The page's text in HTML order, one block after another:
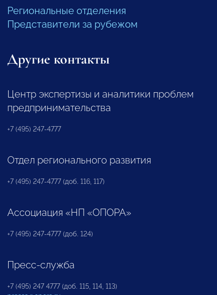
Региональные отделения
Представители за рубежом
Другие контакты
Центр экспертизы и аналитики проблем
предпринимательства
+7 (495) 247-4777
Отдел регионального развития
+7 (495) 247-4777 (доб. 116, 117)
Ассоциация «НП «ОПОРА»
+7 (495) 247-4777 (доб. 124)
Пресс-служба
+7 (495) 247 4777 (доб. 115, 114, 113)